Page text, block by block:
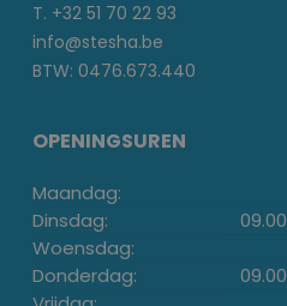
T. +32 51 70 22 93
info@stesha.be
BTW: 0476.673.440
OPENINGSUREN
Maandag:
Dinsdag:
09.00
Woensdag:
Donderdag:
09.00